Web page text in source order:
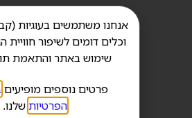
וכלים דומים לשיפור חוויית
שימוש באתר והתאמת
פרטים נוספים מופיעים
הפרטיותשלנו.